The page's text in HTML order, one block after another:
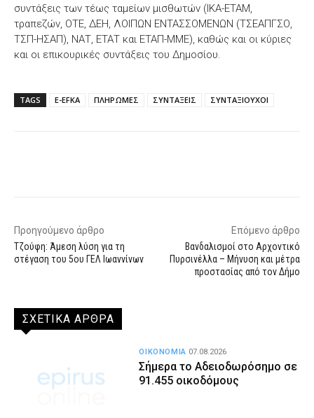
συντάξεις των τέως ταμείων μισθωτών (ΙΚΑ-ΕΤΑΜ,
τραπεζών, ΟΤΕ, ΔΕΗ, ΛΟΙΠΩΝ ΕΝΤΑΣΣΟΜΕΝΩΝ (ΤΣΕΑΠΓΣΟ,
ΤΣΠ-ΗΣΑΠ), ΝΑΤ, ΕΤΑΤ και ΕΤΑΠ-ΜΜΕ), καθώς και οι κύριες
και οι επικουρικές συντάξεις του Δημοσίου.
TAGS E-EFKA ΠΛΗΡΩΜΕΣ ΣΥΝΤΑΞΕΙΣ ΣΥΝΤΑΞΙΟΥΧΟΙ
Προηγούμενο άρθρο
Τζούφη: Άμεση λύση για τη
στέγαση του 5ου ΓΕΛ Ιωαννίνων
Επόμενο άρθρο
Βανδαλισμοί στο Αρχοντικό
Πυρσινέλλα – Μήνυση και μέτρα
προστασίας από τον Δήμο
ΣΧΕΤΙΚΑ ΑΡΘΡΑ
Σήμερα το Αδειοδωρόσημο σε
91.455 οικοδόμους
ΟΙΚΟΝΟΜΙΑ 07.08.2026